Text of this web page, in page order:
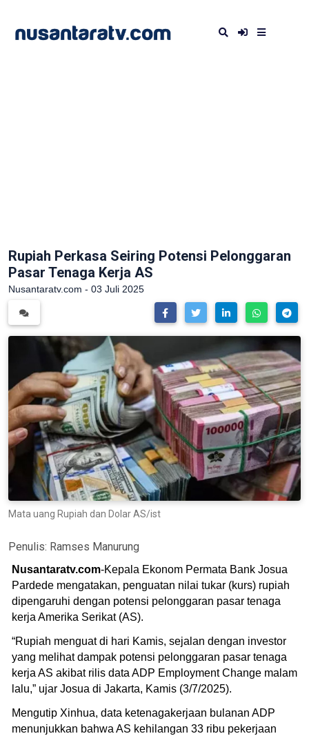
Rupiah Perkasa Seiring Potensi Pelonggaran
Pasar Tenaga Kerja AS
Nusantaratv.com - 03 Juli 2025
Mata uang Rupiah dan Dolar AS/ist
Penulis: Ramses Manurung
Nusantaratv.com-Kepala Ekonom Permata Bank Josua
Pardede mengatakan, penguatan nilai tukar (kurs) rupiah
dipengaruhi dengan potensi pelonggaran pasar tenaga
kerja Amerika Serikat (AS).
“Rupiah menguat di hari Kamis, sejalan dengan investor
yang melihat dampak potensi pelonggaran pasar tenaga
kerja AS akibat rilis data ADP Employment Change malam
lalu,” ujar Josua di Jakarta, Kamis (3/7/2025).
Mengutip Xinhua, data ketenagakerjaan bulanan ADP
menunjukkan bahwa AS kehilangan 33 ribu pekerjaan